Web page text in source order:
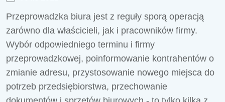
Przeprowadzka biura jest z reguły sporą operacją
zarówno dla właścicieli, jak i pracowników firmy.
Wybór odpowiedniego terminu i firmy
przeprowadzkowej, poinformowanie kontrahentów o
zmianie adresu, przystosowanie nowego miejsca do
potrzeb przedsiębiorstwa, przechowanie